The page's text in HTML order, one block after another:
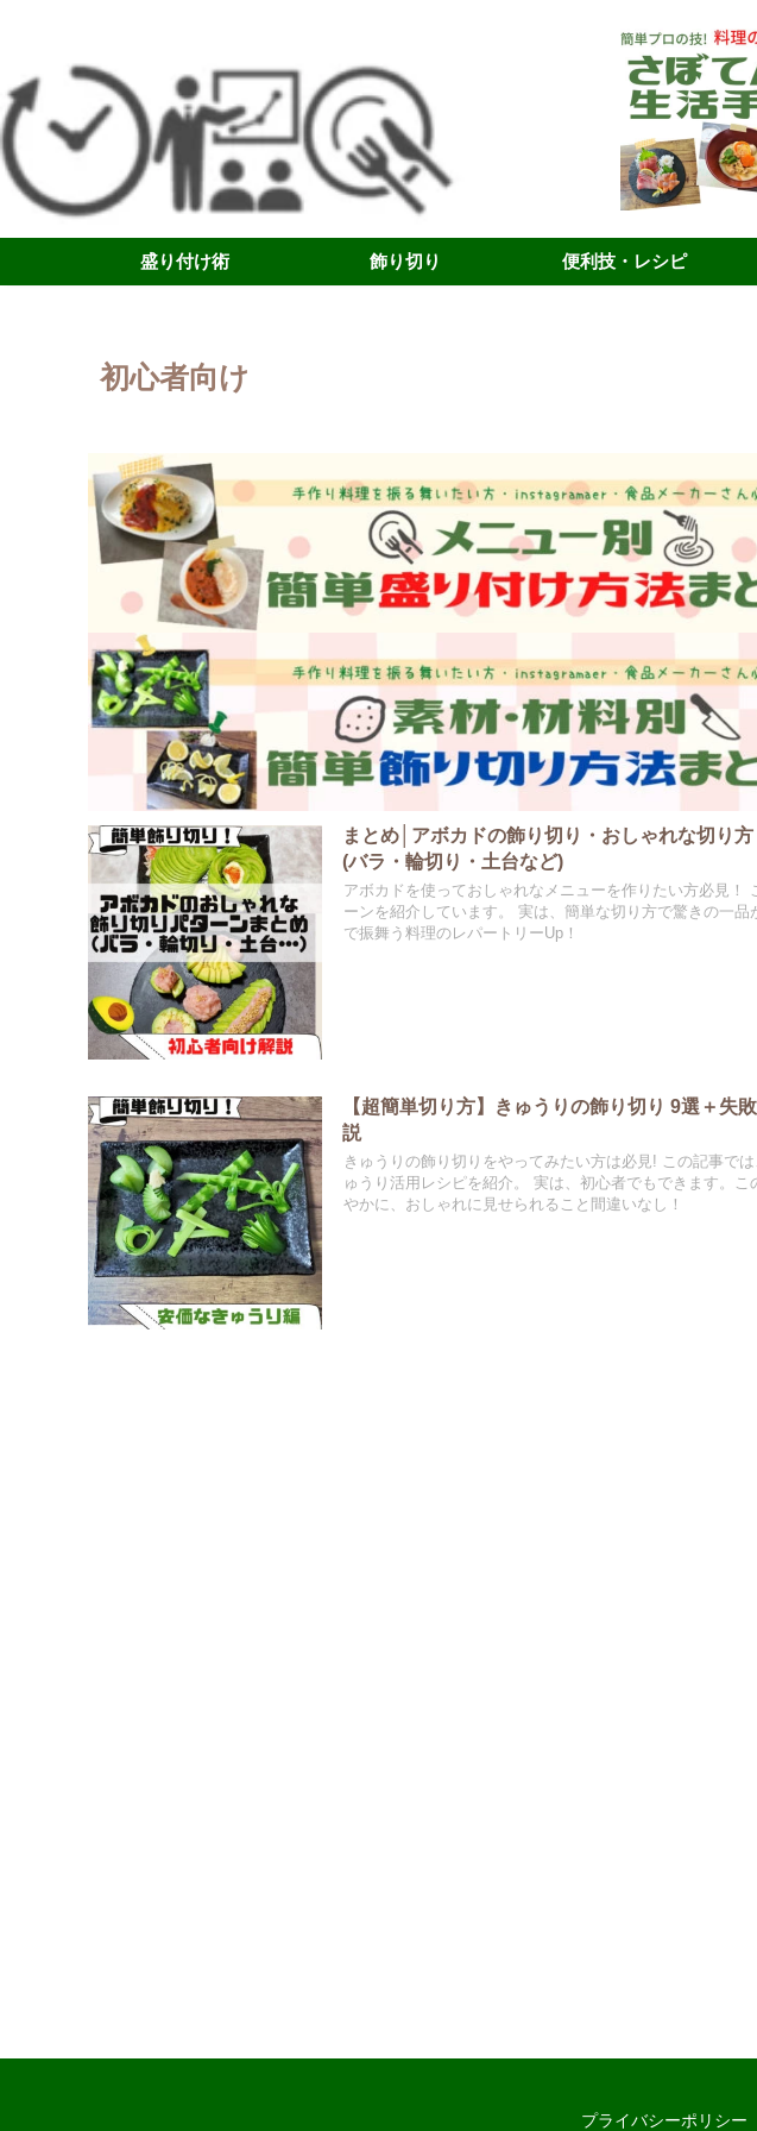
盛り付け術 飾り切り 便利技・レシピ
初心者向け
まとめ│アボカドの飾り切り・おしゃれな切り
(バラ・輪切り・土台など)
アボカドを使っておしゃれなメニューを作りたい方必見！
ーンを紹介しています。 実は、簡単な切り方で驚きの一
で振舞う料理のレパートリーUp！
【超簡単切り方】きゅうりの飾り切り 9選＋
説
きゅうりの飾り切りをやってみたい方は必見! この記事で
ゅうり活用レシピを紹介。 実は、初心者でもできます。
やかに、おしゃれに見せられること間違いなし！
プライバシーポリシー